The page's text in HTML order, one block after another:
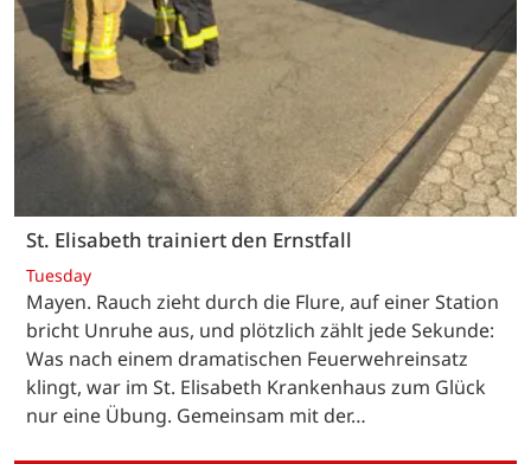
St. Elisabeth trainiert den Ernstfall
Tuesday
Mayen. Rauch zieht durch die Flure, auf einer Station
bricht Unruhe aus, und plötzlich zählt jede Sekunde:
Was nach einem dramatischen Feuerwehreinsatz
klingt, war im St. Elisabeth Krankenhaus zum Glück
nur eine Übung. Gemeinsam mit der…